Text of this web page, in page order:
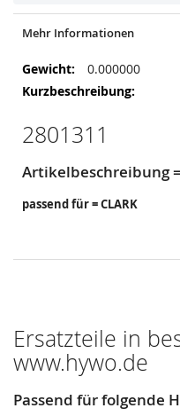
Mehr Informationen
Mehr
Informationen
0.000000
2801311
Artikelbeschreibung =
passend für = CLARK
Ersatzteile in
www.hywo.de
Passend für folgende